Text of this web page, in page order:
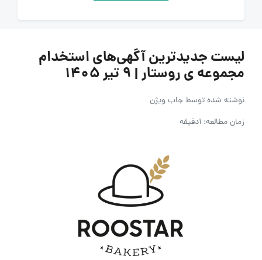
لیست جدیدترین آگهی‌های استخدام
مجموعه ی روستار | ۹ تیر ۱۴۰۵
نوشته شده توسطجاب ویژن
زمان مطالعه: 1دقیقه